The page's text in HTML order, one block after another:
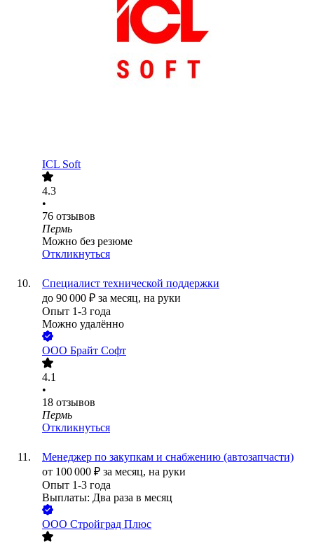
ICL Soft
4.3
•
76 отзывов
Пермь
Можно без резюме
Откликнуться
Специалист технической поддержки
до 90 000 ₽ за месяц, на руки
Опыт 1-3 года
Можно удалённо
ООО Брайт Софт
4.1
•
18 отзывов
Пермь
Откликнуться
Менеджер по закупкам и снабжению (автозапчасти)
от 100 000 ₽ за месяц, на руки
Опыт 1-3 года
Выплаты: Два раза в месяц
ООО Стройград Плюс